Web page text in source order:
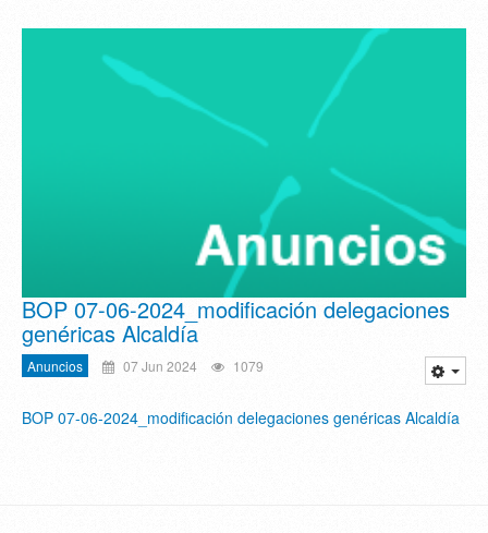
BOP 07-06-2024_modificación delegaciones
genéricas Alcaldía
Anuncios 07 Jun 2024 1079
BOP 07-06-2024_modificación delegaciones genéricas Alcaldía